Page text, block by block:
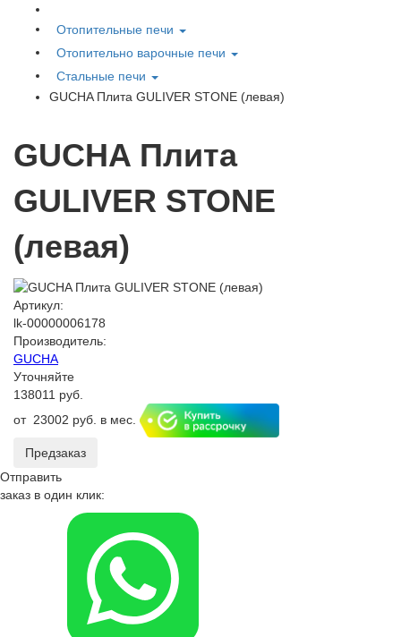
Отопительные печи
Отопительно варочные печи
Стальные печи
GUCHA Плита GULIVER STONE (левая)
GUCHA Плита
GULIVER STONE
(левая)
Артикул:
lk-00000006178
Производитель:
GUCHA
Уточняйте
138011 руб.
от 23002 руб. в мес.
Предзаказ
Отправить
заказ в один клик: